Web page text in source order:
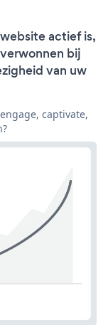
actief is,
bij
van uw
captivate,